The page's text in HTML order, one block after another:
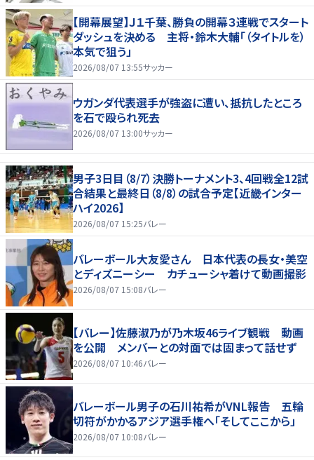
【開幕展望】Ｊ１千葉、勝負の開幕３連戦でスタート
ダッシュを決める 主将・鈴木大輔「（タイトルを）
本気で狙う」
2026/08/07 13:55サッカー
ウガンダ代表選手が強盗に遭い、抵抗したところ
を石で殴られ死去
2026/08/07 13:00サッカー
男子3日目（8/7）決勝トーナメント3、4回戦全12試
合結果と最終日（8/8）の試合予定【近畿インター
ハイ2026】
2026/08/07 15:25バレー
バレーボール大友愛さん 日本代表の長女・美空
とディズニーシー カチューシャ着けて動画撮影
2026/08/07 15:08バレー
【バレー】佐藤淑乃が乃木坂46ライブ観戦 動画
を公開 メンバーとの対面では固まって話せず
2026/08/07 10:46バレー
バレーボール男子の石川祐希がVNL報告 五輪
切符がかかるアジア選手権へ「そしてここから」
2026/08/07 10:08バレー